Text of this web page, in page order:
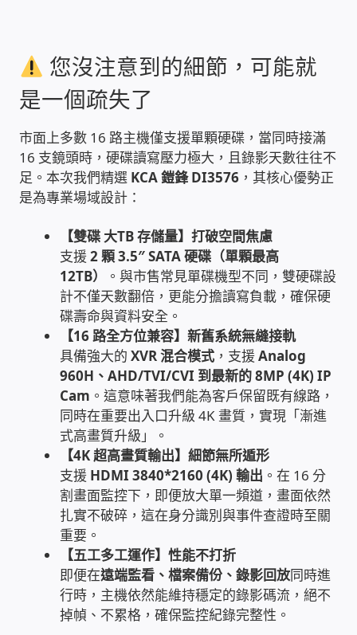
電腦資訊-實績案例
電話總機安裝維修-實績案例
聯絡我們
徵 伙伴
公益贊助、社會貢獻
聯盟合作包商
家庭水電修繕
窗簾 窗飾 丈量安裝
電腦維修銷售
電腦維護合約
電腦租賃方案
捷元電腦 NUC迷你電腦 伺服器
飛碟 不斷電 UPS / 穩壓器 AVR
您沒注意到的細節，可能就
是一個疏失了
市面上多數 16 路主機僅支援單顆硬碟，當同時接滿
16 支鏡頭時，硬碟讀寫壓力極大，且錄影天數往往不
足。本次我們精選 KCA 鎧鋒 DI3576 ，其核心優勢正
是為專業場域設計：
【雙碟 大TB 存儲量】打破空間焦慮
支援2 顆 3.5″ SATA 硬碟（單顆最高
12TB）
。與市售常見單碟機型不同，雙硬碟設
計不僅天數翻倍，更能分擔讀寫負載，確保硬
碟壽命與資料安全。
【16 路全方位兼容】新舊系統無縫接軌
具備強大的XVR 混合模式 ，支援Analog
960H、AHD/TVI/CVI 到最新的 8MP (4K) IP
Cam 。這意味著我們能為客戶保留既有線路，
同時在重要出入口升級 4K 畫質，實現「漸進
式高畫質升級」。
【4K 超高畫質輸出】細節無所遁形
支援 HDMI 3840*2160 (4K) 輸出 。在 16 分
割畫面監控下，即便放大單一頻道，畫面依然
扎實不破碎，這在身分識別與事件查證時至關
重要。
【五工多工運作】性能不打折
即便在遠端監看、檔案備份、錄影回放同時進
行時，主機依然能維持穩定的錄影碼流，絕不
掉幀、不累格，確保監控紀錄完整性。